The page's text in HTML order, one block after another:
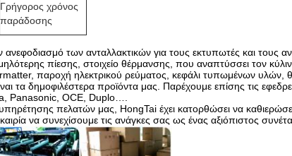
Γρήγορος χρόνος
παράδοσης
ανεφοδιασμό των ανταλλακτικών για τους εκτυπωτές και τους
πίεσης, στοιχείο θέρμανσης, που αναπτύσσει τον
παροχή ηλεκτρικού ρεύματος, κεφάλι τυπωμένων υλών,
τα δημοφιλέστερα προϊόντα μας. Παρέχουμε επίσης τις
Panasonic, OCE, Duplo….
πελατών μας, HongTai έχει κατορθώσει να
να συνεχίσουμε τις ανάγκες σας ως ένας αξιόπιστος